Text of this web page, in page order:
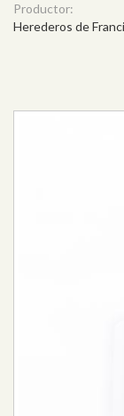
Productor:
Herederos de